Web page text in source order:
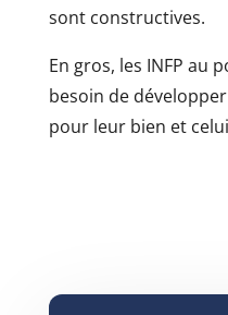
sont constructives.
En gros, les INFP au
besoin de
pour leur bien et